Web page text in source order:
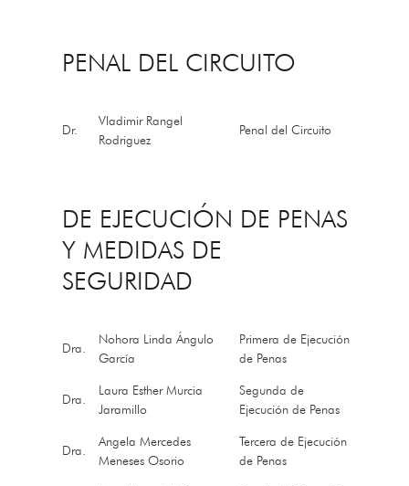
PENAL DEL CIRCUITO
Dr.
Vladimir Rangel
Rodriguez
Penal del Circuito
DE EJECUCIÓN DE PENAS
Y MEDIDAS DE
SEGURIDAD
Dra.
Nohora Linda Ángulo
García
Primera de Ejecución
de Penas
Dra.
Laura Esther Murcia
Jaramillo
Segunda de
Ejecución de Penas
Dra.
Angela Mercedes
Meneses Osorio
Tercera de Ejecución
de Penas